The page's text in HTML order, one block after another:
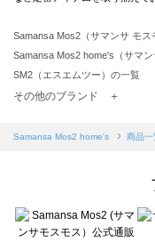
Samansa Mos2（サマンサ モス
Samansa Mos2 home's（サマ
SM2（エスエムツー）の一覧
TSUHARU by Samansa Mos2
Samansa Mos2 blue（サマンサ
Te chichi（テチチ）の一覧
Te chichi CLASSIC（テチチ ク
その他のブランド ＋
Samansa Mos2 home's 商品一